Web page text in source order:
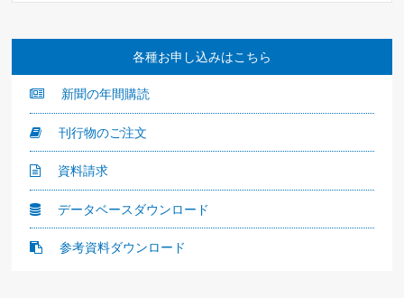
各種お申し込みはこちら
新聞の年間購読
刊行物のご注文
資料請求
データベースダウンロード
参考資料ダウンロード